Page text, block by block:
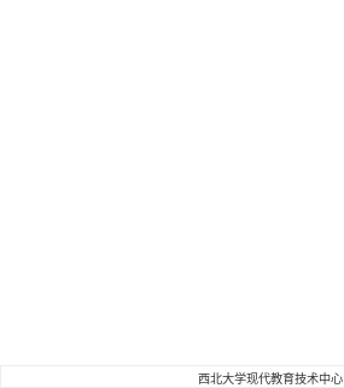
西北大学现代教育技术中心